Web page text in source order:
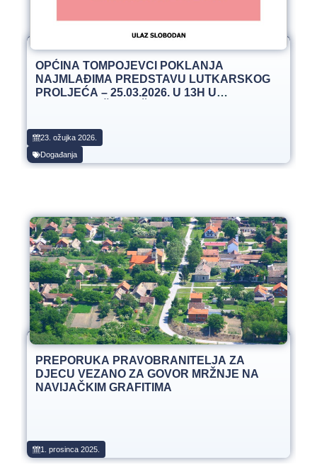
OPĆINA TOMPOJEVCI POKLANJA
NAJMLAĐIMA PREDSTAVU LUTKARSKOG
PROLJEĆA – 25.03.2026. U 13H U
23. ožujka 2026.
Događanja
PREPORUKA PRAVOBRANITELJA ZA
DJECU VEZANO ZA GOVOR MRŽNJE NA
NAVIJAČKIM GRAFITIMA
1. prosinca 2025.